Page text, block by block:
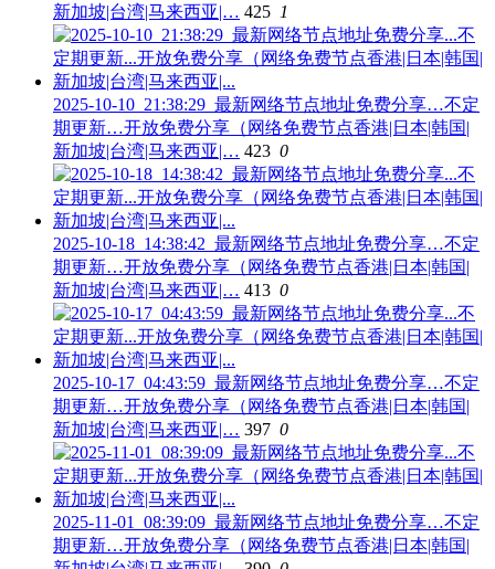
新加坡|台湾|马来西亚|… 425 1
2025-10-10_21:38:29_最新网络节点地址免费分享…不定
期更新…开放免费分享（网络免费节点香港|日本|韩国|
新加坡|台湾|马来西亚|… 423 0
2025-10-18_14:38:42_最新网络节点地址免费分享…不定
期更新…开放免费分享（网络免费节点香港|日本|韩国|
新加坡|台湾|马来西亚|… 413 0
2025-10-17_04:43:59_最新网络节点地址免费分享…不定
期更新…开放免费分享（网络免费节点香港|日本|韩国|
新加坡|台湾|马来西亚|… 397 0
2025-11-01_08:39:09_最新网络节点地址免费分享…不定
期更新…开放免费分享（网络免费节点香港|日本|韩国|